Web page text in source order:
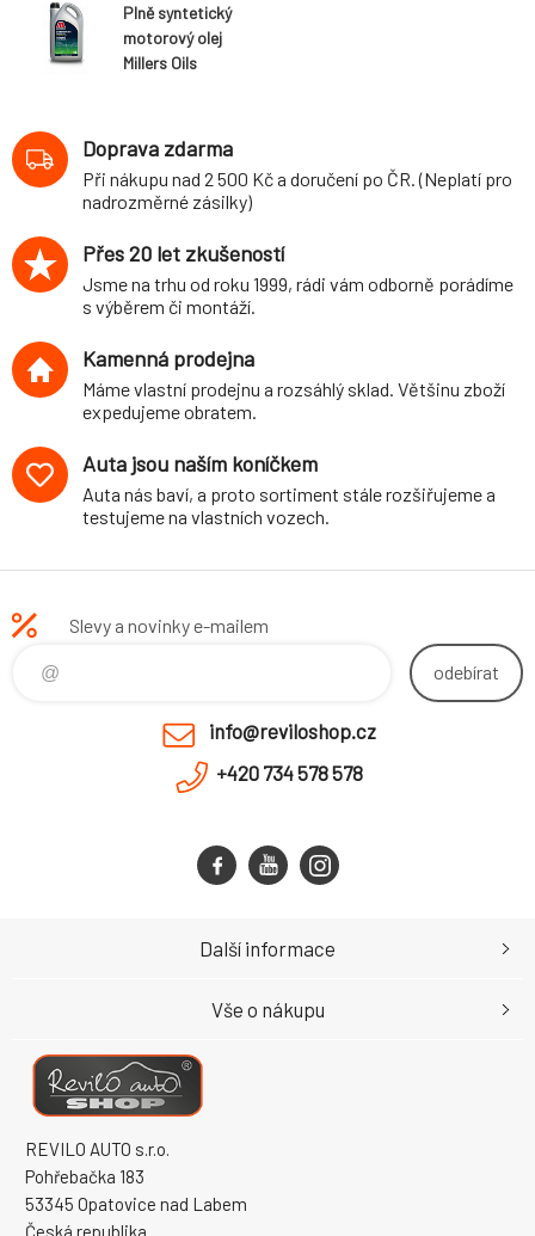
Plně syntetický
motorový olej
Millers Oils
10w60, 5L
Doprava zdarma
Při nákupu nad 2 500 Kč a doručení po ČR. (Neplatí pro
nadrozměrné zásilky)
Přes 20 let zkušeností
Jsme na trhu od roku 1999, rádi vám odborně porádíme
s výběrem či montáží.
Kamenná prodejna
Máme vlastní prodejnu a rozsáhlý sklad. Většinu zboží
expedujeme obratem.
Auta jsou naším koníčkem
Auta nás baví, a proto sortiment stále rozšiřujeme a
testujeme na vlastních vozech.
Slevy a novinky e-mailem
odebírat
info@reviloshop.cz
+420 734 578 578
REVILO AUTO s.r.o.
Pohřebačka 183
53345 Opatovice nad Labem
Česká republika
Další informace
Vše o nákupu